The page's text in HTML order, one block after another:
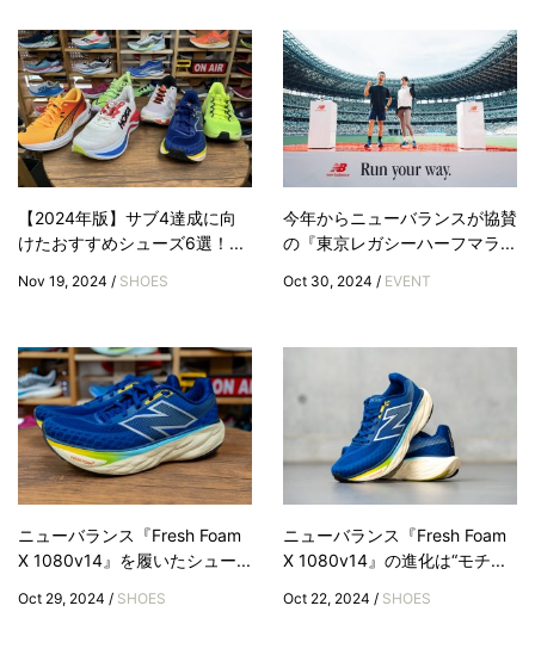
【2024年版】サブ4達成に向
けたおすすめシューズ6選！...
Nov 19, 2024 / SHOES
今年からニューバランスが協賛
の『東京レガシーハーフマラ...
Oct 30, 2024 / EVENT
ニューバランス『Fresh Foam
X 1080v14』を履いたシュー...
Oct 29, 2024 / SHOES
ニューバランス『Fresh Foam
X 1080v14』の進化は“モチ...
Oct 22, 2024 / SHOES